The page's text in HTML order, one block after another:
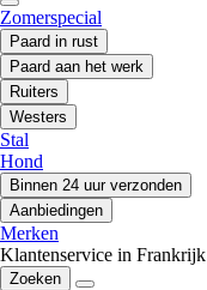
Zomerspecial
Paard in rust
Paard aan het werk
Ruiters
Westers
Stal
Hond
Binnen 24 uur verzonden
Aanbiedingen
Merken
Klantenservice in Frankrijk
Zoeken